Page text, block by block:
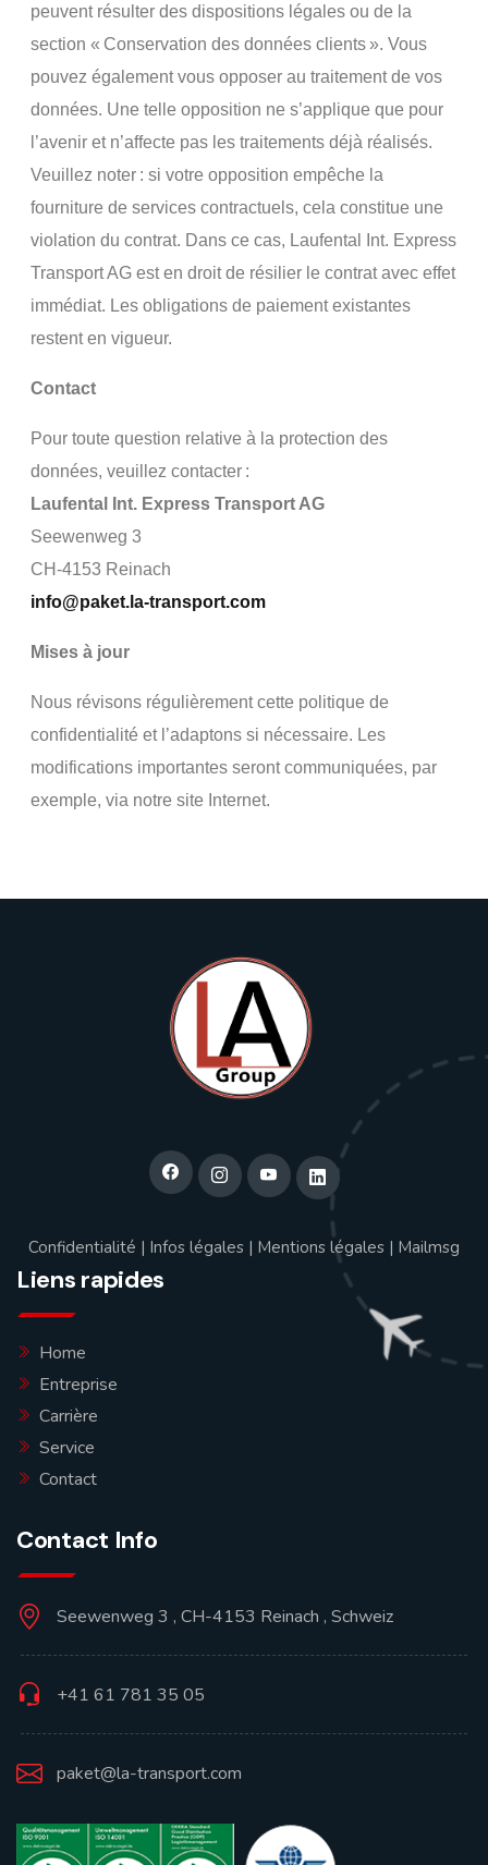
peuvent résulter des dispositions légales ou de la
section « Conservation des données clients ». Vous
pouvez également vous opposer au traitement de vos
données. Une telle opposition ne s’applique que pour
l’avenir et n’affecte pas les traitements déjà réalisés.
Veuillez noter : si votre opposition empêche la
fourniture de services contractuels, cela constitue une
violation du contrat. Dans ce cas, Laufental Int. Express
Transport AG est en droit de résilier le contrat avec effet
immédiat. Les obligations de paiement existantes
restent en vigueur.
Contact
Pour toute question relative à la protection des
données, veuillez contacter :
Laufental Int. Express Transport AG
Seewenweg 3
CH-4153 Reinach
info@paket.la-transport.com
Mises à jour
Nous révisons régulièrement cette politique de
confidentialité et l’adaptons si nécessaire. Les
modifications importantes seront communiquées, par
exemple, via notre site Internet.
Confidentialité | Infos légales | Mentions légales | Mailmsg
Liens rapides
Home
Entreprise
Carrière
Service
Contact
Contact Info
Seewenweg 3 , CH-4153 Reinach , Schweiz
+41 61 781 35 05
paket@la-transport.com